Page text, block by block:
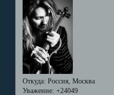
Откуда: Россия, Москва
Уважение: +24049